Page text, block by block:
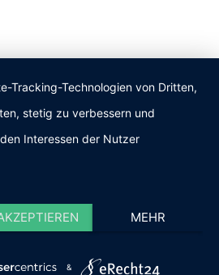
Tracking-Technologien von Dritten,
stetig zu verbessern und
Interessen der Nutzer
MEHR
&